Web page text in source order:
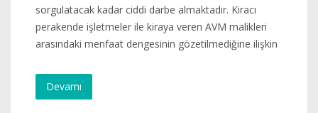
sorgulatacak kadar ciddi darbe almaktadır. Kiracı
perakende işletmeler ile kiraya veren AVM malikleri
arasındaki menfaat dengesinin gözetilmediğine ilişkin
Devamı